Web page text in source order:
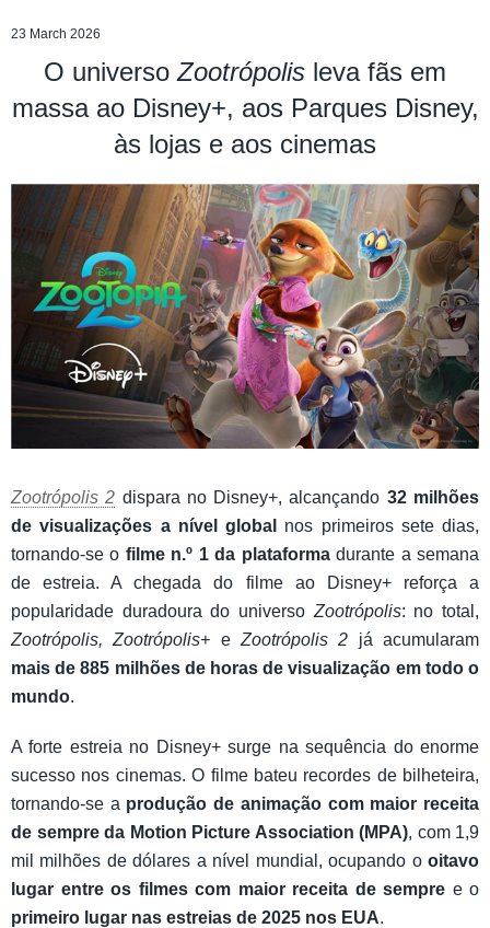
23 March 2026
O universoZootrópolis leva fãs em
massa ao Disney+, aos Parques Disney,
às lojas e aos cinemas
Zootrópolis 2 dispara no Disney+, alcançando 32 milhões
de visualizações a nível global
nos primeiros sete dias,
tornando-se o filme n.º 1 da plataformadurante a semana
de estreia. A chegada do filme ao Disney+ reforça a
popularidade duradoura do universo Zootrópolis: no total,
Zootrópolis, Zootrópolis+ eZootrópolis 2 já acumularam
mais de 885 milhões de horas de visualização em todo o
mundo.
A forte estreia no Disney+ surge na sequência do enorme
sucesso nos cinemas. O filme bateu recordes de bilheteira,
tornando-se a produção de animação com maior receita
de sempre da Motion Picture Association (MPA), com 1,9
mil milhões de dólares a nível mundial, ocupando o oitavo
lugar entre os filmes com maior receita de sempre e o
primeiro lugar nas estreias de 2025 nos EUA.